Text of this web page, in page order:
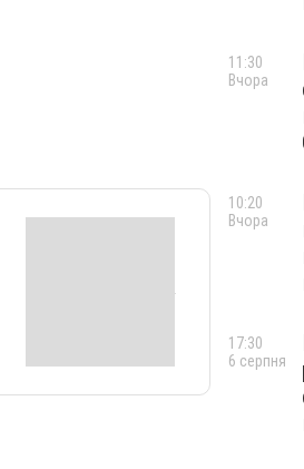
11:30
Вчора
10:20
Вчора
17:30
6 серпня